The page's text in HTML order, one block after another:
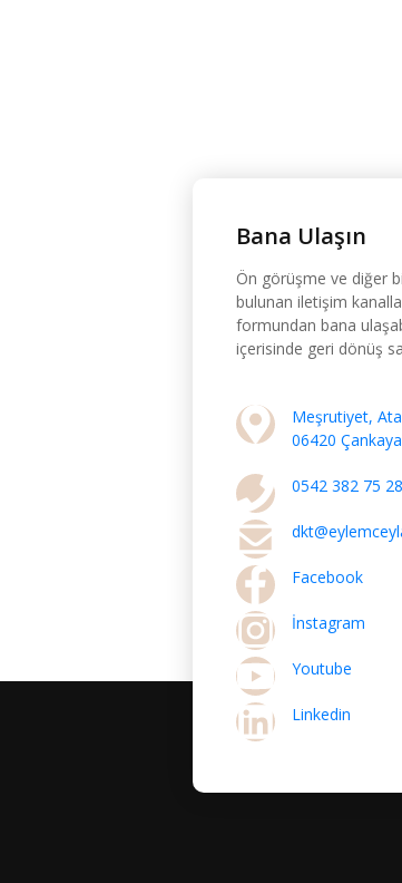
Bana Ulaşın
Ön görüşme ve diğer
bulunan iletişim
formundan bana
içerisinde geri dönüş
Meşrutiyet,
06420
0542 382 75
Facebook
İnstagram
Youtube
Linkedin